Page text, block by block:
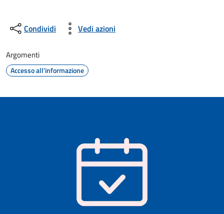
Condividi Vedi azioni
Argomenti
Accesso all'informazione